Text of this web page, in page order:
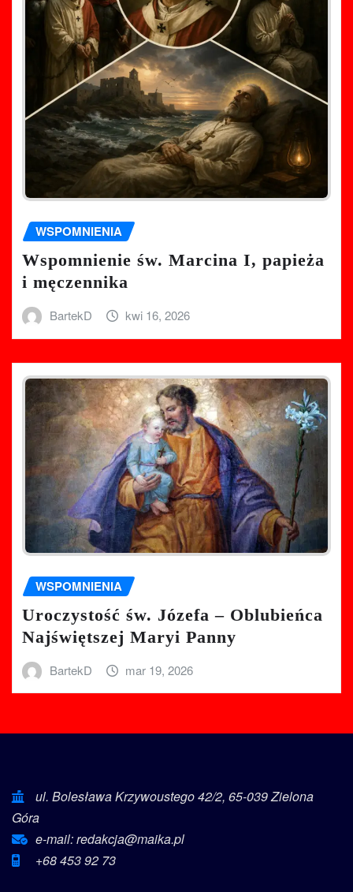
WSPOMNIENIA
Wspomnienie św. Marcina I, papieża
i męczennika
BartekD kwi 16, 2026
WSPOMNIENIA
Uroczystość św. Józefa – Oblubieńca
Najświętszej Maryi Panny
BartekD mar 19, 2026
ul. Bolesława Krzywoustego 42/2, 65-039 Zielona
Góra
e-mail: redakcja@maika.pl
+68 453 92 73